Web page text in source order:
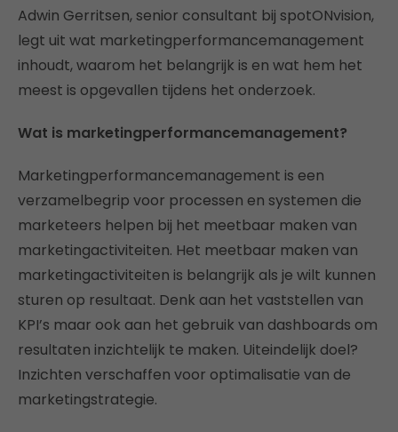
Adwin Gerritsen, senior consultant bij spotONvision,
legt uit wat marketingperformancemanagement
inhoudt, waarom het belangrijk is en wat hem het
meest is opgevallen tijdens het onderzoek.
Wat is marketingperformancemanagement?
Marketingperformancemanagement is een
verzamelbegrip voor processen en systemen die
marketeers helpen bij het meetbaar maken van
marketingactiviteiten. Het meetbaar maken van
marketingactiviteiten is belangrijk als je wilt kunnen
sturen op resultaat. Denk aan het vaststellen van
KPI’s maar ook aan het gebruik van dashboards om
resultaten inzichtelijk te maken. Uiteindelijk doel?
Inzichten verschaffen voor optimalisatie van de
marketingstrategie.